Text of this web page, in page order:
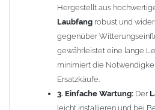
Zink Fallrohr Laubfang
Ihre Regenentwässerungssysteme,
Werterhaltung Ihres Hauses bei.
nachhaltige Lösung, die Ihnen
Funktionsweise:
Hergestellt aus
Laubfang robust und
gegenüber
gewährleistet eine lange
minimiert die
Ersatzkäufe.
3. Einfache Wartung: Der
leicht installieren und bei